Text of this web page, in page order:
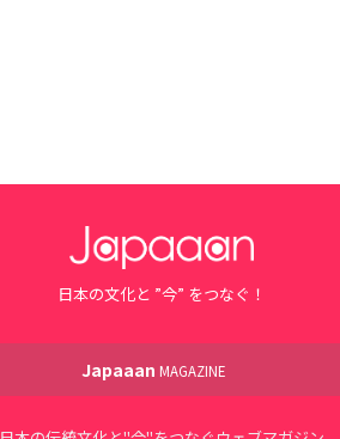
日本の文化と ”今” をつなぐ！
Japaaan MAGAZINE